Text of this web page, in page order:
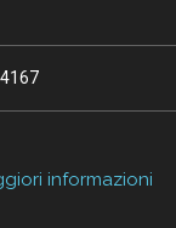
informazioni